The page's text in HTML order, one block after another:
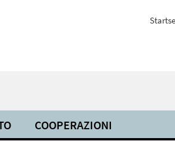
COOPERAZIONI